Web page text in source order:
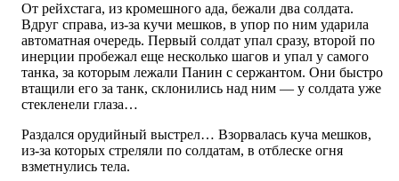
От рейхстага, из кромешного ада, бежали два солдата.
Вдруг справа, из-за кучи мешков, в упор по ним ударила
автоматная очередь. Первый солдат упал сразу, второй по
инерции пробежал еще несколько шагов и упал у самого
танка, за которым лежали Панин с сержантом. Они быстро
втащили его за танк, склонились над ним — у солдата уже
стекленели глаза…
Раздался орудийный выстрел… Взорвалась куча мешков,
из-за которых стреляли по солдатам, в отблеске огня
взметнулись тела.